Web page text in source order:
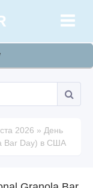
2026 » День
Bar Day) в США